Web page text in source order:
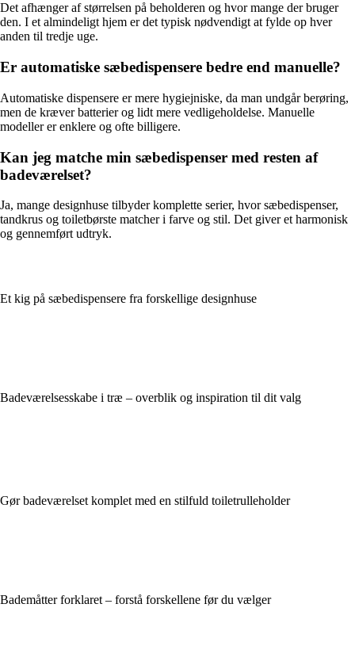
Det afhænger af størrelsen på beholderen og hvor mange der bruger
den. I et almindeligt hjem er det typisk nødvendigt at fylde op hver
anden til tredje uge.
Er automatiske sæbedispensere bedre end manuelle?
Automatiske dispensere er mere hygiejniske, da man undgår berøring,
men de kræver batterier og lidt mere vedligeholdelse. Manuelle
modeller er enklere og ofte billigere.
Kan jeg matche min sæbedispenser med resten af
badeværelset?
Ja, mange designhuse tilbyder komplette serier, hvor sæbedispenser,
tandkrus og toiletbørste matcher i farve og stil. Det giver et harmonisk
og gennemført udtryk.
Et kig på sæbedispensere fra forskellige designhuse
Badeværelsesskabe i træ – overblik og inspiration til dit valg
Gør badeværelset komplet med en stilfuld toiletrulleholder
Bademåtter forklaret – forstå forskellene før du vælger